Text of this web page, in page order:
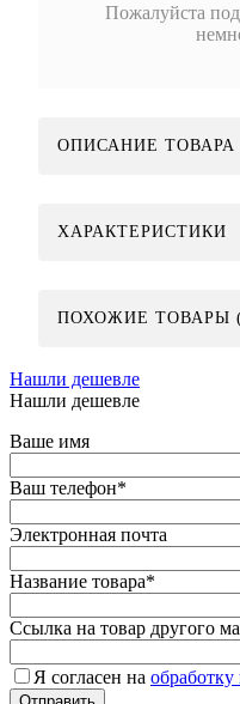
Пожалуйста
ОПИСАНИЕ ТОВАРА
ХАРАКТЕРИСТИКИ
ПОХОЖИЕ ТОВАРЫ
Нашли дешевле
Нашли дешевле
Ваше имя
Ваш телефон*
Электронная почта
Название товара*
Ссылка на товар другого
Я согласен на